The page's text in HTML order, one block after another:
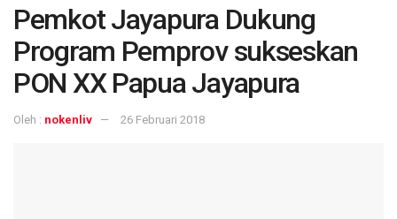
Pemkot Jayapura Dukung
Program Pemprov sukseskan
PON XX Papua Jayapura
Oleh : nokenliv 26 Februari 2018